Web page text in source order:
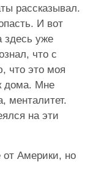
рассказывал.
И вот
здесь уже
что с
что это моя
дома. Мне
менталитет.
на эти
от Америки, но